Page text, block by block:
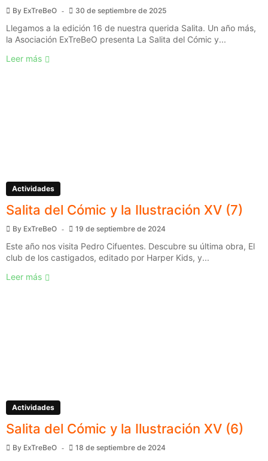
By ExTreBeO 30 de septiembre de 2025
Llegamos a la edición 16 de nuestra querida Salita. Un año más,
la Asociación ExTreBeO presenta La Salita del Cómic y...
Leer más
Actividades
Salita del Cómic y la Ilustración XV (7)
By ExTreBeO 19 de septiembre de 2024
Este año nos visita Pedro Cifuentes. Descubre su última obra, El
club de los castigados, editado por Harper Kids, y...
Leer más
Actividades
Salita del Cómic y la Ilustración XV (6)
By ExTreBeO 18 de septiembre de 2024